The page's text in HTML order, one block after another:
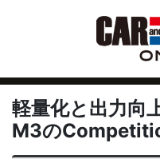
軽量化と出力向
M3の